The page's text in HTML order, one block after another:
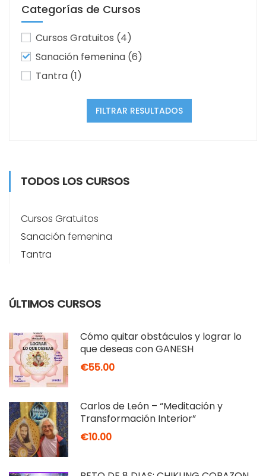
Categorías de Cursos
Cursos Gratuitos (4)
Sanación femenina (6)
Tantra (1)
FILTRAR RESULTADOS
TODOS LOS CURSOS
Cursos Gratuitos
Sanación femenina
Tantra
ÚLTIMOS CURSOS
Cómo quitar obstáculos y lograr lo
que deseas con GANESH
€55.00
Carlos de León – “Meditación y
Transformación Interior”
€10.00